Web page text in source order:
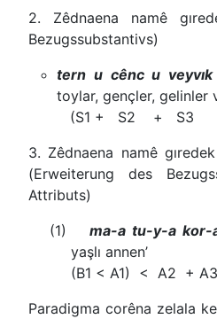
2. Zêdnaena namê
Bezugssubstantivs)
tern u cênc u
toylar, gençler, gelinler
(S1 + S2 + S3
3. Zêdnaena namê
(Erweiterung des
Attributs)
(1)
ma-a tu-y-a kor-
yaşlı annen’
(B1 < A1) < A2 + A3
Paradigma corêna zelala